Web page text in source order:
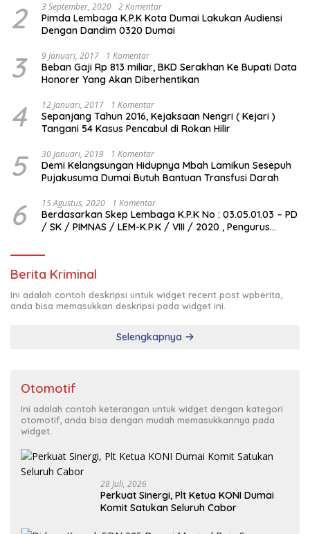
2 3 September, 2020 2 Komentar
Pimda Lembaga K.P.K Kota Dumai Lakukan Audiensi
Dengan Dandim 0320 Dumai
3 9 Januari, 2017 1 Komentar
Beban Gaji Rp 813 miliar, BKD Serakhan Ke Bupati Data
Honorer Yang Akan Diberhentikan
4 12 Januari, 2017 1 Komentar
Sepanjang Tahun 2016, Kejaksaan Nengri ( Kejari )
Tangani 54 Kasus Pencabul di Rokan Hilir
5 30 Januari, 2019 1 Komentar
Demi Kelangsungan Hidupnya Mbah Lamikun Sesepuh
Pujakusuma Dumai Butuh Bantuan Transfusi Darah
6 15 Agustus, 2020 1 Komentar
Berdasarkan Skep Lembaga K.P.K No : 03.05.01.03 – PD
/ SK / PIMNAS / LEM-K.P.K / VIII / 2020 , Pengurus
Berita Kriminal
Ini adalah contoh deskripsi untuk widget recent post wpberita,
anda bisa memasukkan deskripsi pada widget ini.
Selengkapnya
Otomotif
Ini adalah contoh keterangan untuk widget dengan kategori
otomotif, anda bisa dengan mudah memasukkannya pada
widget.
28 Juli, 2026
Perkuat Sinergi, Plt Ketua KONI Dumai
Komit Satukan Seluruh Cabor